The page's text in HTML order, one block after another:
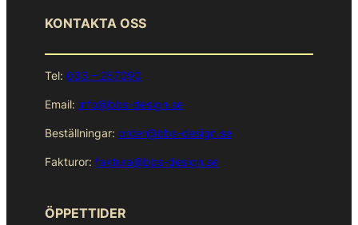
KONTAKTA OSS
Tel: 033 – 257090
Email: info@bbs-design.se
Beställningar: order@bbs-design.se
Fakturor: faktura@bbs-design.se
ÖPPETTIDER